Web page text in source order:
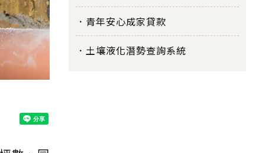
青年安心成家貸款
土壤液化潛勢查詢系統